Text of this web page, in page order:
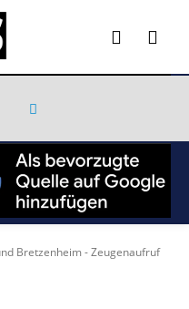
Bretzenheim - Zeugenaufruf